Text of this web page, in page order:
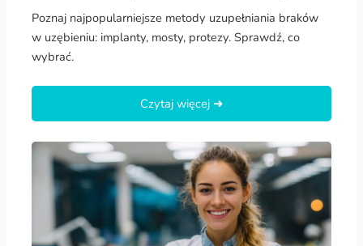
Poznaj najpopularniejsze metody uzupełniania braków
w uzębieniu: implanty, mosty, protezy. Sprawdź, co
wybrać.
Czytaj więcej ➜